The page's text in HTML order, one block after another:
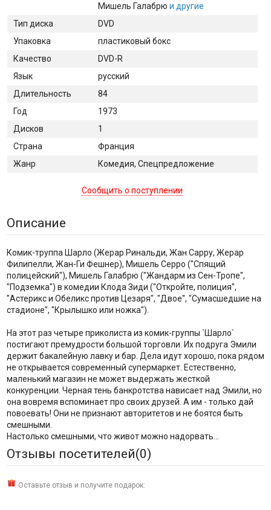
Мишель Галабрю и другие
Тип диска
DVD
Упаковка
пластиковый бокс
Качество
DVD-R
Язык
русский
Длительность
84
Год
1973
Дисков
1
Страна
Франция
Жанр
Комедия, Спецпредложение
Сообщить о поступлении
Описание
Комик-труппа Шарло (Жерар Ринальди, Жан Сарру, Жерар
Филипелли, Жан-Ги Фешнер), Мишель Серро ("Спящий
полицейский"), Мишель Галабрю ("Жандарм из Сен-Тропе",
"Подземка") в комедии Клода Зиди ("Откройте, полиция",
"Астерикс и Обеликс против Цезаря", "Двое", "Сумасшедшие на
стадионе", "Крылышко или ножка").
На этот раз четыре приколиста из комик-группы `Шарло`
постигают премудрости большой торговли. Их подруга Эмили
держит бакалейную лавку и бар. Дела идут хорошо, пока рядом
не открывается современный супермаркет. Естественно,
маленький магазин не может выдержать жесткой
конкуренции. Черная тень банкротства нависает над Эмили, но
она вовремя вспоминает про своих друзей. А им - только дай
повоевать! Они не признают авторитетов и не боятся быть
смешными.
Настолько смешными, что живот можно надорвать...
Отзывы посетителей(0)
Оставьте отзыв и получите подарок: